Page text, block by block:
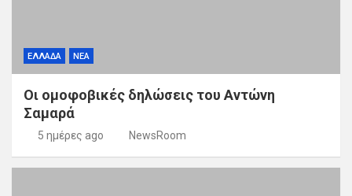
ΕΛΛΑΔΑ ΝΕΑ
Οι ομοφοβικές δηλώσεις του Αντώνη
Σαμαρά
5 ημέρες ago NewsRoom